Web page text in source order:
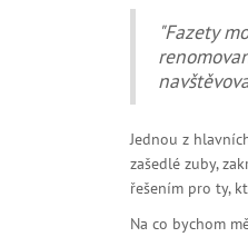
"Fazety
Jednou z
zašedlé zuby,
řešením pro ty,
Na co bychom